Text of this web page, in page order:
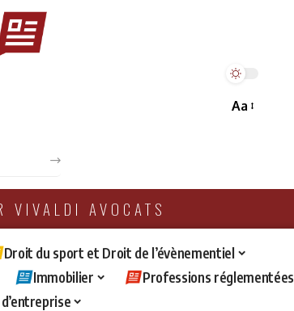
Aa
VIVALDI AVOCATS
Droit du sport et Droit de l’évènementiel
Immobilier
Professions réglementées